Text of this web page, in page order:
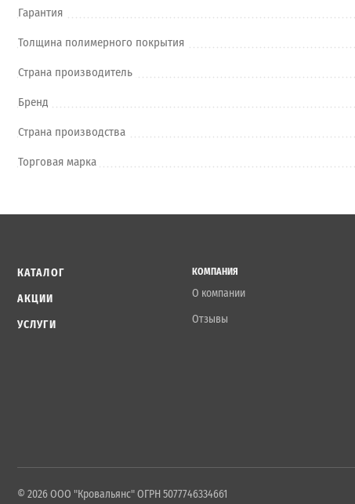
Гарантия
Толщина полимерного покрытия
Страна производитель
Бренд
Страна производства
Торговая марка
КАТАЛОГ
АКЦИИ
УСЛУГИ
КОМПАНИЯ
О компании
Отзывы
© 2026 ООО "Кровальянс" ОГРН 5077746334661